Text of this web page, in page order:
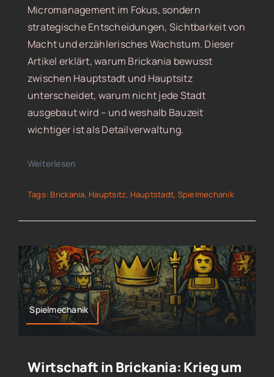
Micromanagement im Fokus, sondern
strategische Entscheidungen, Sichtbarkeit von
Macht und erzählerisches Wachstum. Dieser
Artikel erklärt, warum Brickania bewusst
zwischen Hauptstadt und Hauptsitz
unterscheidet, warum nicht jede Stadt
ausgebaut wird – und weshalb Bauzeit
wichtiger ist als Detailverwaltung.
Weiterlesen
Tags: Brickania, Hauptsitz, Hauptstadt, Spielmechanik
Spielmechanik
Wirtschaft in Brickania: Krieg um